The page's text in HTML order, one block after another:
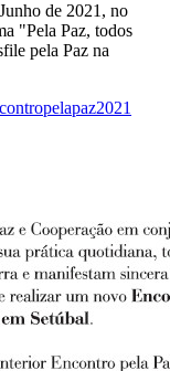
de 2021, no
"Pela Paz, todos
pela Paz na